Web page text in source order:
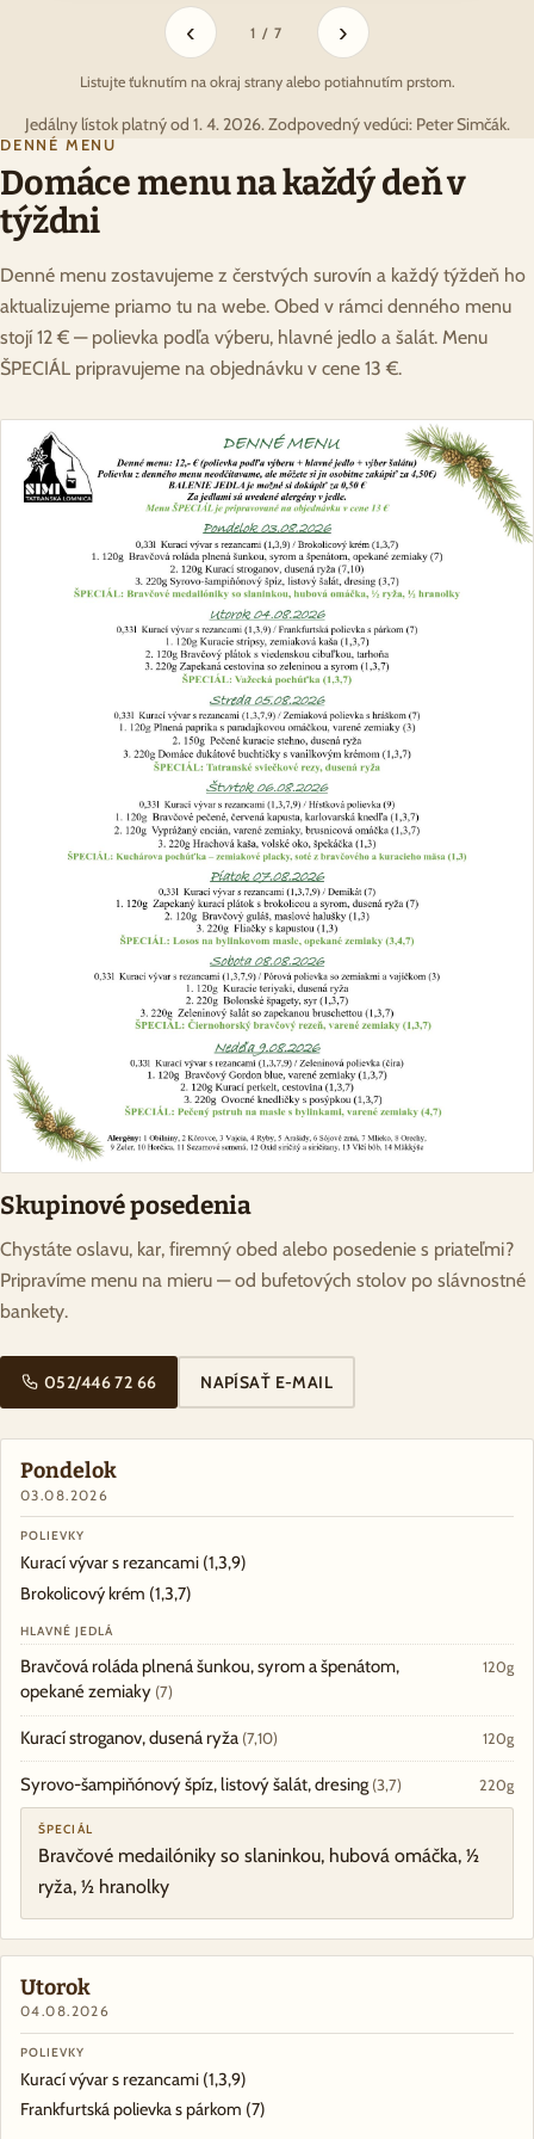
‹ 1 / 7 ›
Listujte ťuknutím na okraj strany alebo potiahnutím prstom.
Jedálny lístok platný od 1. 4. 2026. Zodpovedný vedúci: Peter Simčák.
DENNÉ MENU
Domáce menu na každý deň v
týždni
Denné menu zostavujeme z čerstvých surovín a každý týždeň ho
aktualizujeme priamo tu na webe. Obed v rámci denného menu
stojí 12 € — polievka podľa výberu, hlavné jedlo a šalát. Menu
ŠPECIÁL pripravujeme na objednávku v cene 13 €.
Skupinové posedenia
Chystáte oslavu, kar, firemný obed alebo posedenie s priateľmi?
Pripravíme menu na mieru — od bufetových stolov po slávnostné
bankety.
052/446 72 66 NAPÍSAŤ E-MAIL
Pondelok
03.08.2026
POLIEVKY
Kurací vývar s rezancami (1,3,9)
Brokolicový krém (1,3,7)
HLAVNÉ JEDLÁ
Bravčová roláda plnená šunkou, syrom a špenátom,
opekané zemiaky (7)
120g
Kurací stroganov, dusená ryža (7,10) 120g
Syrovo-šampiňónový špíz, listový šalát, dresing (3,7) 220g
ŠPECIÁL
Bravčové medailóniky so slaninkou, hubová omáčka, ½
ryža, ½ hranolky
Utorok
04.08.2026
POLIEVKY
Kurací vývar s rezancami (1,3,9)
Frankfurtská polievka s párkom (7)